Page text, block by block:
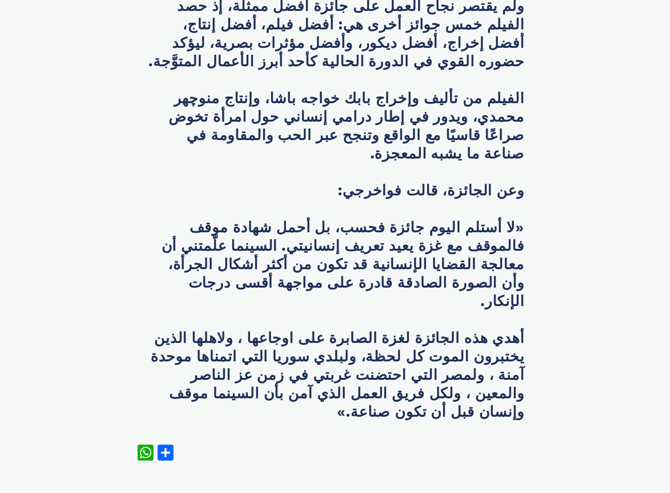
ولم يقتصر نجاح العمل على جائزة أفضل ممثلة، إذ حصد
الفيلم خمس جوائز أخرى هي: أفضل فيلم، أفضل إنتاج،
أفضل إخراج، أفضل ديكور، وأفضل مؤثرات بصرية، ليؤكد
حضوره القوي في الدورة الحالية كأحد أبرز الأعمال المتوَّجة.
الفيلم من تأليف وإخراج بابك خواجه‌ باشا، وإنتاج منوچهر
محمدي، ويدور في إطار درامي إنساني حول امرأة تخوض
صراعًا قاسيًا مع الواقع وتنجح عبر الحب والمقاومة في
صناعة ما يشبه المعجزة.
وعن الجائزة، قالت فواخرجي:
«لا أستلم اليوم جائزة فحسب، بل أحمل شهادة موقف
فالموقف مع غزة يعيد تعريف إنسانيتي. السينما علّمتني أن
معالجة القضايا الإنسانية قد تكون من أكثر أشكال الجرأة،
وأن الصورة الصادقة قادرة على مواجهة أقسى درجات
الإنكار.
أهدي هذه الجائزة لغزة الصابرة على اوجاعها ، ولاهلها الذين
يختبرون الموت كل لحظة، ولبلدي سوريا التي اتمناها موحدة
آمنة ، ولمصر التي احتضنت غربتي في زمن عز الناصر
والمعين ، ولكل فريق العمل الذي آمن بأن السينما موقف
وإنسان قبل أن تكون صناعة.»
WhatsApp